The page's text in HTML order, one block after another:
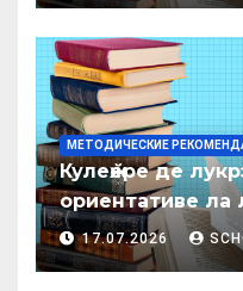
МЕТОДИЧЕСКИЕ
Кулеӂере де
ориентативе ла
пентру елевий
17.07.2026